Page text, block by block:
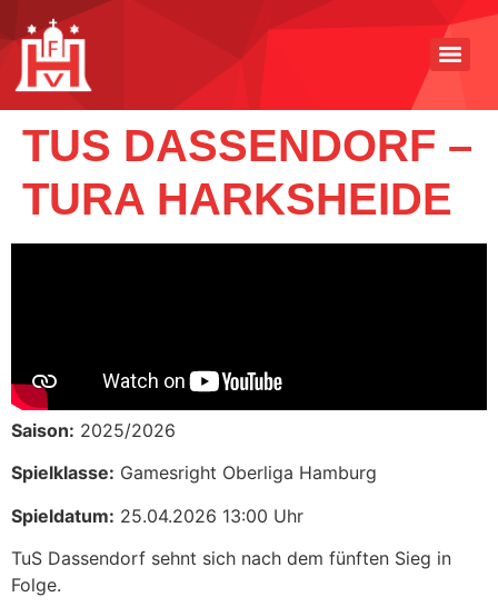
TUS DASSENDORF –
TURA HARKSHEIDE
Saison: 2025/2026
Spielklasse: Gamesright Oberliga Hamburg
Spieldatum: 25.04.2026 13:00 Uhr
TuS Dassendorf sehnt sich nach dem fünften Sieg in
Folge.